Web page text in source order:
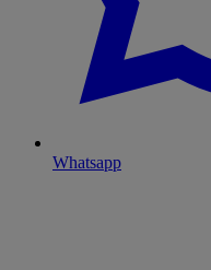
Whatsapp